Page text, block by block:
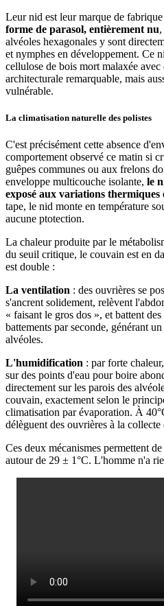
Leur nid est leur marque de
forme de parasol, entièrement nu
alvéoles hexagonales y sont
et nymphes en développement. Ce
cellulose de bois mort malaxée
architecturale remarquable, mais
vulnérable.
La climatisation naturelle des polistes
C'est précisément cette absence
comportement observé ce matin si
guêpes communes ou aux frelons
enveloppe multicouche isolante, le
exposé aux variations thermiques
tape, le nid monte en température
aucune ptotection.
La chaleur produite par le
du seuil critique, le couvain est en
est double :
La ventilation : des ouvrières se
s'ancrent solidement, relèvent
« faisant le gros dos », et battent
battements par seconde, générant
alvéoles.
L'humidification : par forte
sur des points d'eau pour boire
directement sur les parois des
couvain, exactement selon le
climatisation par évaporation. À
délèguent des ouvrières à la collecte
Ces deux mécanismes permettent
autour de 29 ± 1°C. L'homme n'a